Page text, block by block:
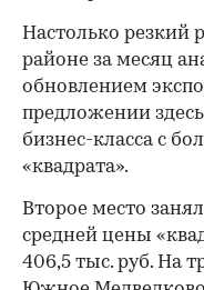
Настолько резкий
районе за месяц
обновлением
предложении
бизнес-класса с
«квадрата».
Второе место
средней цены
406,5 тыс. руб. На